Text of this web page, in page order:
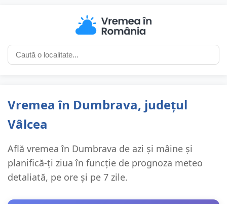
Vremea în Dumbrava, județul
Vâlcea
Află vremea în Dumbrava de azi și mâine și
planifică-ți ziua în funcție de prognoza meteo
detaliată, pe ore și pe 7 zile.